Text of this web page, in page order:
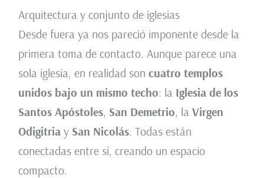
Arquitectura y conjunto de iglesias
Desde fuera ya nos pareció imponente desde la
primera toma de contacto. Aunque parece una
sola iglesia, en realidad son cuatro templos
unidos bajo un mismo techo: la Iglesia de los
Santos Apóstoles, San Demetrio, la Virgen
Odigitriay San Nicolás. Todas están
conectadas entre sí, creando un espacio
compacto.